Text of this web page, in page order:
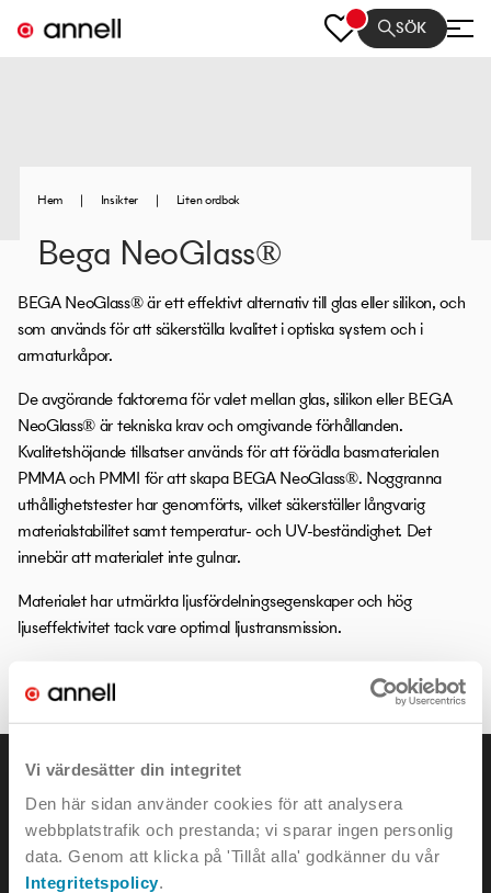
Vi värdesätter din integritet
Den här sidan använder cookies för att analysera
webbplatstrafik och prestanda; vi sparar ingen personlig
data. Genom att klicka på 'Tillåt alla' godkänner du vår
Integritetspolicy.
SÖK
Hem | Insikter | Liten ordbok
Bega NeoGlass®
BEGA NeoGlass® är ett effektivt alternativ till glas eller silikon, och
som används för att säkerställa kvalitet i optiska system och i
armaturkåpor.
De avgörande faktorerna för valet mellan glas, silikon eller BEGA
NeoGlass® är tekniska krav och omgivande förhållanden.
Kvalitetshöjande tillsatser används för att förädla basmaterialen
PMMA och PMMI för att skapa BEGA NeoGlass®. Noggranna
uthållighetstester har genomförts, vilket säkerställer långvarig
materialstabilitet samt temperatur- och UV-beständighet. Det
innebär att materialet inte gulnar.
Materialet har utmärkta ljusfördelningsegenskaper och hög
ljuseffektivitet tack vare optimal ljustransmission.
LITEN ORDBOK
KONTAKTA OSS